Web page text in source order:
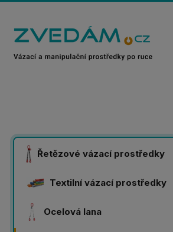
Řetězové vázací prostředky
Textilní vázací prostředky
Ocelová lana